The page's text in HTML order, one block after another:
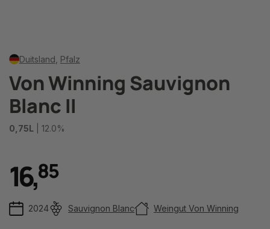
Duitsland Pfalz
Von Winning Sauvignon
Blanc II
0,75L | 12.0%
16,85
2024 Sauvignon Blanc Weingut Von Winning